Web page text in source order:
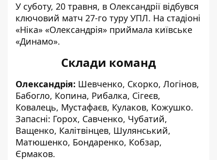
У суботу, 20 травня, в Олександрії відбувся
ключовий матч 27-го туру УПЛ. На стадіоні
«Ніка» «Олександрія» приймала київське
«Динамо».
Склади команд
Олександрія: Шевченко, Скорко, Логінов,
Бабогло, Копина, Рибалка, Сігеєв,
Ковалець, Мустафаєв, Кулаков, Кожушко.
Запасні: Горох, Савченко, Чубатий,
Ващенко, Калітвінцев, Шулянський,
Матюшенко, Бондаренко, Кобзар,
Єрмаков.